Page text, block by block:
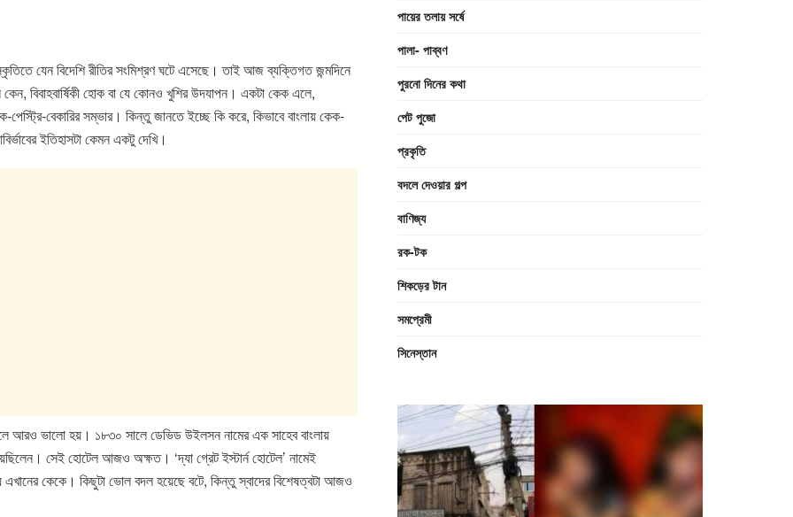
যেন বিদেশি রীতির সংমিশ্রণ ঘটে এসেছে। তাই আজ ব্যক্তিগত জন্মদিনে
কেন, বিবাহবার্ষিকী হোক বা যে কোনও খুশির উদযাপন। একটা কেক এলে,
পেস্ট্রি-বেকারির সম্ভার। কিন্তু জানতে ইচ্ছে কি করে, কিভাবে বাংলায় কেক-
ইতিহাসটা কেমন একটু দেখি।
আরও ভালো হয়। ১৮৩০ সালে ডেভিড উইলসন নামের এক সাহেব বাংলায়
সেই হোটেল আজও অক্ষত। ‘দ্যা গ্রেট ইস্টার্ন হোটেল’ নামেই
কেকে। কিছুটা ভোল বদল হয়েছে বটে, কিন্তু স্বাদের বিশেষত্বটা আজও
পায়ের তলায় সর্ষে
পালা- পাব্বণ
পুরনো দিনের কথা
পেট পুজো
প্রকৃতি
বদলে দেওয়ার গল্প
বাণিজ্য
রক-টক
শিকড়ের টান
সমপ্রেমী
সিনেস্তান